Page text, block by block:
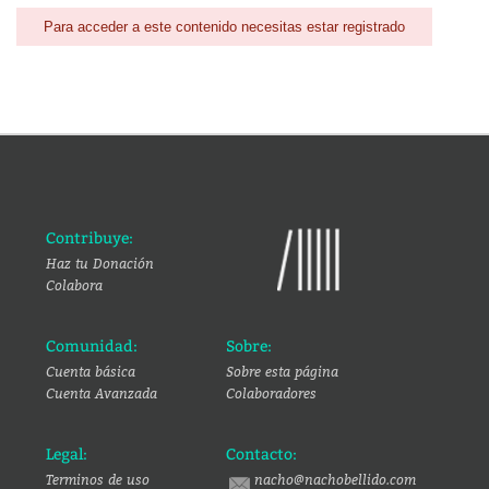
Para acceder a este contenido necesitas estar registrado
Contribuye:
Haz tu Donación
Colabora
Comunidad:
Cuenta básica
Cuenta Avanzada
Sobre:
Sobre esta página
Colaboradores
Legal:
Terminos de uso
Contacto:
nacho@nachobellido.com